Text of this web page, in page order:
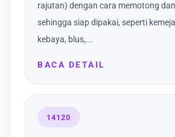
rajutan) dengan cara memotong
sehingga siap dipakai, seperti
kebaya, blus,...
BACA DETAIL
14120